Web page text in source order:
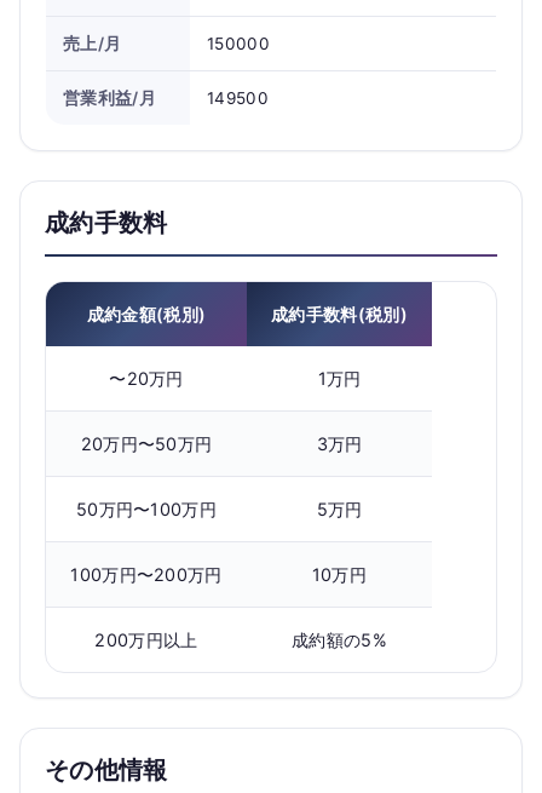
売上/月 150000
営業利益/月 149500
成約手数料
成約金額(税別) 成約手数料(税別)
〜20万円 1万円
20万円〜50万円 3万円
50万円〜100万円 5万円
100万円〜200万円 10万円
200万円以上 成約額の5%
その他情報